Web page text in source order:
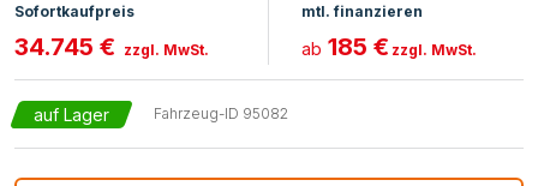
Sofortkaufpreis
34.745 € zzgl. MwSt.
mtl. finanzieren
ab 185 € zzgl. MwSt.
auf Lager Fahrzeug-ID 95082